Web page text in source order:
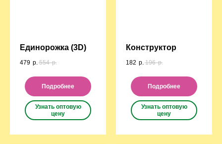
Единорожка (3D)
479 р. 554 р.
Подробнее
Узнать оптовую
цену
Конструктор
182 р. 196 р.
Подробнее
Узнать оптовую
цену